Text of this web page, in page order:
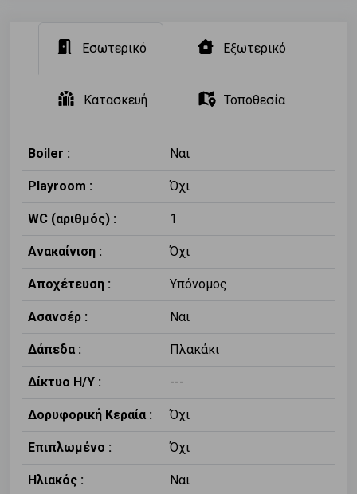
Εσωτερικό Εξωτερικό
Κατασκευή Τοποθεσία
Boiler : Ναι
Playroom : Όχι
WC (αριθμός) : 1
Ανακαίνιση : Όχι
Αποχέτευση : Υπόνομος
Ασανσέρ : Ναι
Δάπεδα : Πλακάκι
Δίκτυο Η/Υ : ---
Δορυφορική Κεραία : Όχι
Επιπλωμένο : Όχι
Ηλιακός : Ναι